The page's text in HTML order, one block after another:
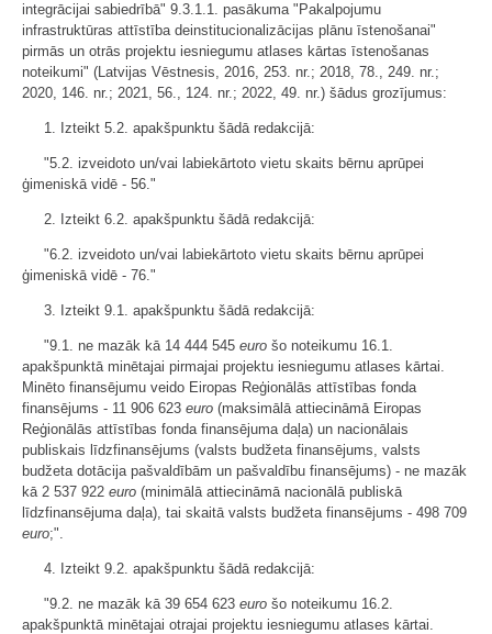
integrācijai sabiedrībā" 9.3.1.1. pasākuma "Pakalpojumu
infrastruktūras attīstība deinstitucionalizācijas plānu īstenošanai"
pirmās un otrās projektu iesniegumu atlases kārtas īstenošanas
noteikumi" (Latvijas Vēstnesis, 2016, 253. nr.; 2018, 78., 249. nr.;
2020, 146. nr.; 2021, 56., 124. nr.; 2022, 49. nr.) šādus grozījumus:
1. Izteikt 5.2. apakšpunktu šādā redakcijā:
"5.2. izveidoto un/vai labiekārtoto vietu skaits bērnu aprūpei
ģimeniskā vidē - 56."
2. Izteikt 6.2. apakšpunktu šādā redakcijā:
"6.2. izveidoto un/vai labiekārtoto vietu skaits bērnu aprūpei
ģimeniskā vidē - 76."
3. Izteikt 9.1. apakšpunktu šādā redakcijā:
"9.1. ne mazāk kā 14 444 545 euro šo noteikumu 16.1.
apakšpunktā minētajai pirmajai projektu iesniegumu atlases kārtai.
Minēto finansējumu veido Eiropas Reģionālās attīstības fonda
finansējums - 11 906 623 euro (maksimālā attiecināmā Eiropas
Reģionālās attīstības fonda finansējuma daļa) un nacionālais
publiskais līdzfinansējums (valsts budžeta finansējums, valsts
budžeta dotācija pašvaldībām un pašvaldību finansējums) - ne mazāk
kā 2 537 922 euro (minimālā attiecināmā nacionālā publiskā
līdzfinansējuma daļa), tai skaitā valsts budžeta finansējums - 498 709
euro;".
4. Izteikt 9.2. apakšpunktu šādā redakcijā:
"9.2. ne mazāk kā 39 654 623 euro šo noteikumu 16.2.
apakšpunktā minētajai otrajai projektu iesniegumu atlases kārtai.